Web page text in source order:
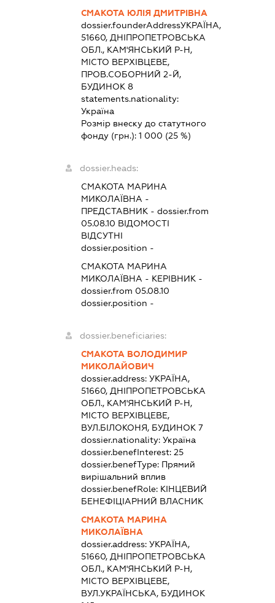
СМАКОТА ЮЛІЯ ДМИТРІВНА
dossier.founderAddressУКРАЇНА,
51660, ДНІПРОПЕТРОВСЬКА
ОБЛ., КАМ'ЯНСЬКИЙ Р-Н,
МІСТО ВЕРХІВЦЕВЕ,
ПРОВ.СОБОРНИЙ 2-Й,
БУДИНОК 8
statements.nationality:
Україна
Розмір внеску до статутного
фонду (грн.):1 000 (25 %)
dossier.heads:
СМАКОТА МАРИНА
МИКОЛАЇВНА -
ПРЕДСТАВНИК - dossier.from
05.08.10 ВІДОМОСТІ
ВІДСУТНІ
dossier.position -
СМАКОТА МАРИНА
МИКОЛАЇВНА - КЕРІВНИК -
dossier.from 05.08.10
dossier.position -
dossier.beneficiaries:
СМАКОТА ВОЛОДИМИР
МИКОЛАЙОВИЧ
dossier.address:УКРАЇНА,
51660, ДНІПРОПЕТРОВСЬКА
ОБЛ., КАМ'ЯНСЬКИЙ Р-Н,
МІСТО ВЕРХІВЦЕВЕ,
ВУЛ.БІЛОКОНЯ, БУДИНОК 7
dossier.nationality:Україна
dossier.benefInterest:25
dossier.benefType: Прямий
вирішальний вплив
dossier.benefRole: КІНЦЕВИЙ
БЕНЕФІЦІАРНИЙ ВЛАСНИК
СМАКОТА МАРИНА
МИКОЛАЇВНА
dossier.address:УКРАЇНА,
51660, ДНІПРОПЕТРОВСЬКА
ОБЛ., КАМ'ЯНСЬКИЙ Р-Н,
МІСТО ВЕРХІВЦЕВЕ,
ВУЛ.УКРАЇНСЬКА, БУДИНОК